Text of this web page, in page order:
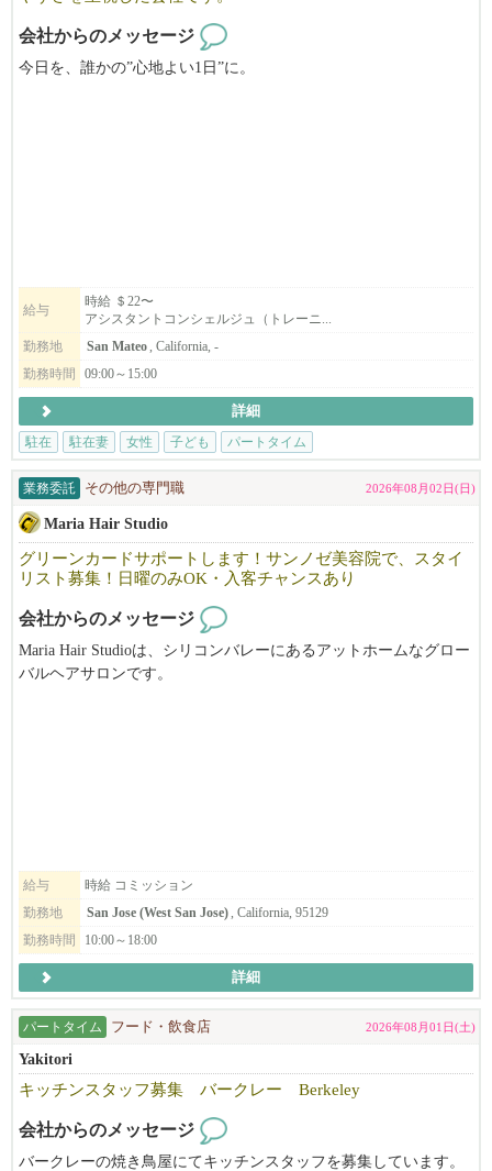
会社からのメッセージ
今日を、誰かの”心地よい1日”に。
現在サンマテオ支部、サンタクララ支部、イーストベイ支部が発
足しました。
更なるサービス拡大のためベイエリア全域でコンシェルジュを募
集しています。
英語に自信がない、社会と繋がりを持ちたい、日々にやりがいを
子どもの学校の時間しか働けない、未経験の方も歓迎します。
さまざまな背景や課題を抱える日本人女性が、安心して働ける場
たくさんの日本人女性が働いています。
給与
時給 ＄22〜
アシスタントコンシェルジュ（トレーニ...
勤務地
San Mateo, California, -
勤務時間
09:00～15:00
詳細
駐在
駐在妻 女性 子ども パートタイム
業務委託 その他の専門職 2026年08月02日(日)
Maria Hair Studio
グリーンカードサポートします！サンノゼ美容院で、スタイ
リスト募集！日曜のみOK・入客チャンスあり
会社からのメッセージ
Maria Hair Studioは、シリコンバレーにあるアットホームなグロー
バルヘアサロンです。
当サロンでは、日常にフィットするナチュラルスタイルから、
応しており、
美容師として様々な技術・スタイルを経験できる環境です。
ローカルのお客様を中心に、新規・リピーターともに安定して来
店があり、
丁寧なカウンセリングと高いサービス品質を大切にしているた
め、
サロンです。
給与
時給 コミッション
勤務地
San Jose (West San Jose) , California, 95129
勤務時間
10:00～18:00
詳細
パートタイム フード・飲食店 2026年08月01日(土)
Yakitori
キッチンスタッフ募集 バークレー Berkeley
会社からのメッセージ
バークレーの焼き鳥屋にてキッチンスタッフを募集しています。